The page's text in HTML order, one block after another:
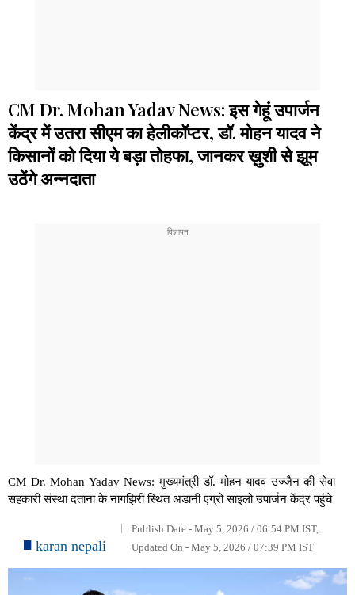
CM Dr. Mohan Yadav News: इस गेहूं उपार्जन
केंद्र में उतरा सीएम का हेलीकॉप्टर, डॉ. मोहन यादव ने
किसानों को दिया ये बड़ा तोहफा, जानकर ख़ुशी से झूम
उठेंगे अन्नदाता
CM Dr. Mohan Yadav News: मुख्यमंत्री डॉ. मोहन यादव उज्जैन की सेवा
सहकारी संस्था दताना के नागझिरी स्थित अडानी एग्रो साइलो उपार्जन केंद्र पहुंचे
karan nepali
Publish Date - May 5, 2026 / 06:54 PM IST,
Updated On - May 5, 2026 / 07:39 PM IST